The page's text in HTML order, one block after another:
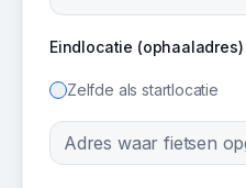
Eindlocatie (ophaaladres)
Zelfde als startlocatie